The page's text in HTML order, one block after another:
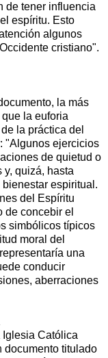
de tener influencia
espíritu. Esto
algunos
cristiano".
la más
la euforia
la práctica del
"Algunos ejercicios
de quietud o
y, quizá, hasta
espiritual.
del Espíritu
de concebir el
simbólicos típicos
moral del
una
conducir
aberraciones
Católica
documento titulado